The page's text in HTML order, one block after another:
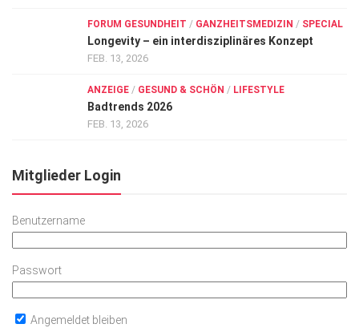
FORUM GESUNDHEIT / GANZHEITSMEDIZIN / SPECIAL
Longevity – ein interdisziplinäres Konzept
FEB. 13, 2026
ANZEIGE / GESUND & SCHÖN / LIFESTYLE
Badtrends 2026
FEB. 13, 2026
Mitglieder Login
Benutzername
Passwort
Angemeldet bleiben